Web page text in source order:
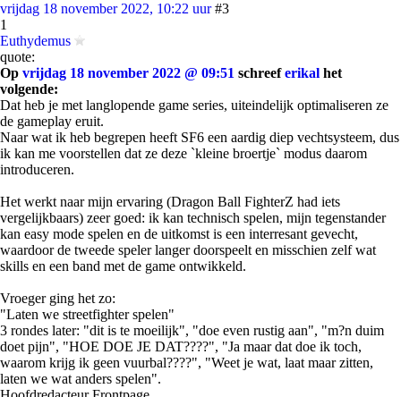
vrijdag 18 november 2022, 10:22 uur #3
1
Euthydemus
quote:
Op vrijdag 18 november 2022 @ 09:51 schreeferikal het
volgende:
Dat heb je met langlopende game series, uiteindelijk optimaliseren ze
de gameplay eruit.
Naar wat ik heb begrepen heeft SF6 een aardig diep vechtsysteem, dus
ik kan me voorstellen dat ze deze `kleine broertje` modus daarom
introduceren.
Het werkt naar mijn ervaring (Dragon Ball FighterZ had iets
vergelijkbaars) zeer goed: ik kan technisch spelen, mijn tegenstander
kan easy mode spelen en de uitkomst is een interresant gevecht,
waardoor de tweede speler langer doorspeelt en misschien zelf wat
skills en een band met de game ontwikkeld.
Vroeger ging het zo:
"Laten we streetfighter spelen"
3 rondes later: "dit is te moeilijk", "doe even rustig aan", "m?n duim
doet pijn", "HOE DOE JE DAT????", "Ja maar dat doe ik toch,
waarom krijg ik geen vuurbal????", "Weet je wat, laat maar zitten,
laten we wat anders spelen".